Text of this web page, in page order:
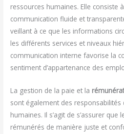
ressources humaines. Elle consiste
communication fluide et
veillant à ce que les informations
les différents services et niveaux
communication interne favorise la
sentiment d’appartenance des
La gestion de la paie et la
sont également des responsabilités
humaines. Il s’agit de s’assurer que
rémunérés de manière juste et